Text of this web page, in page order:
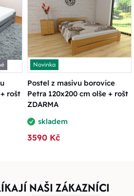
rošt
Novinka
Postel z masivu borovice
Petra 120x200 cm olše + rošt
ZDARMA
skladem
3590 Kč
NAŠI ZÁKAZNÍCI